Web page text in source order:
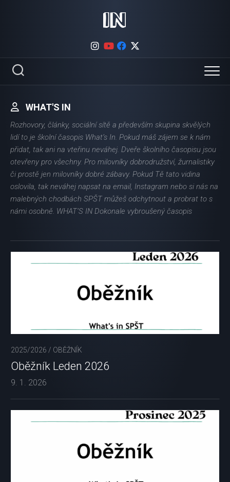
WHAT'S IN
Rozhovory, články, sociální sítě a především skupina skvělých
lidí to je školní časopis What’s In. Pokud máš zájem se k nám
přidat, tak ani na vteřinu neváhej. Dveře školního časopisu jsou
otevřeny pro všechny. Pro milovníky dobrodružství, žurnalistiky
či prostě jen milovníky dobré zábavy. Pokud Tě tato vidina
oslovila, tak neváhej napsat na email, Instagram nebo si nás na
malebných chodbách SPŠT můžeš odchytnout a probrat to s
námi osobně. WHAT’S IN Dokonale vybroušený časopis
2025/2026 / OBĚŽNÍK
Oběžník Leden 2026
9. 1. 2026